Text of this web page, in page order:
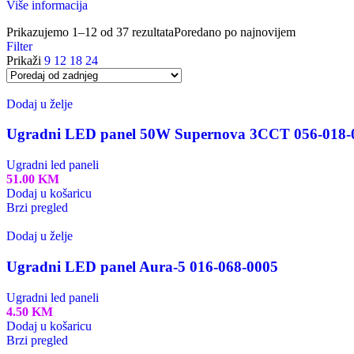
Više informacija
Prikazujemo 1–12 od 37 rezultataPoredano po najnovijem
Filter
Prikaži 9 12 18 24
Dodaj u želje
Ugradni LED panel 50W Supernova 3CCT 056-018-
Ugradni led paneli
51.00 KM
Dodaj u košaricu
Brzi pregled
Dodaj u želje
Ugradni LED panel Aura-5 016-068-0005
Ugradni led paneli
4.50 KM
Dodaj u košaricu
Brzi pregled